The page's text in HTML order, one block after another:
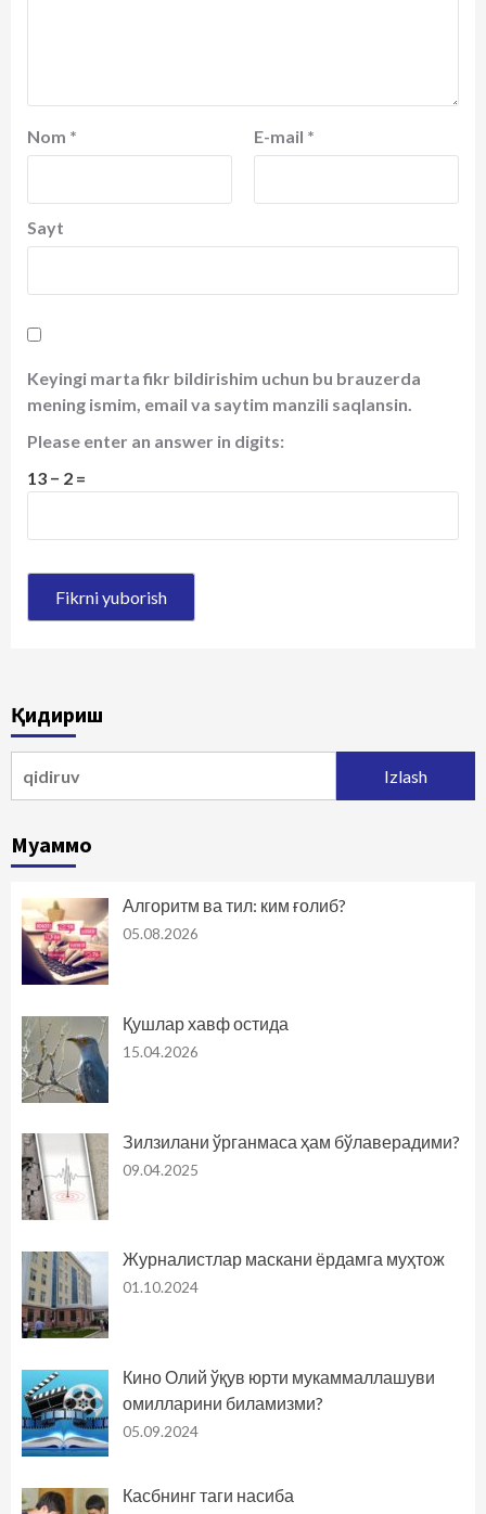
Nom * E-mail *
Sayt
Keyingi marta fikr bildirishim uchun bu brauzerda
mening ismim, email va saytim manzili saqlansin.
Please enter an answer in digits:
13 − 2 =
Қидириш
Муаммо
Алгоритм ва тил: ким ғолиб?
05.08.2026
Қушлар хавф остида
15.04.2026
Зилзилани ўрганмаса ҳам бўлаверадими?
09.04.2025
Журналистлар маскани ёрдамга муҳтож
01.10.2024
Кино Олий ўқув юрти мукаммаллашуви
омилларини биламизми?
05.09.2024
Касбнинг таги насиба